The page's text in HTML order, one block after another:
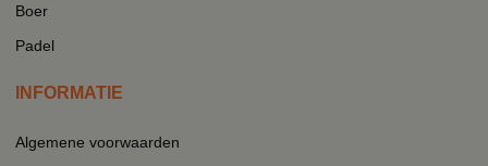
Boer
Padel
INFORMATIE
Algemene voorwaarden